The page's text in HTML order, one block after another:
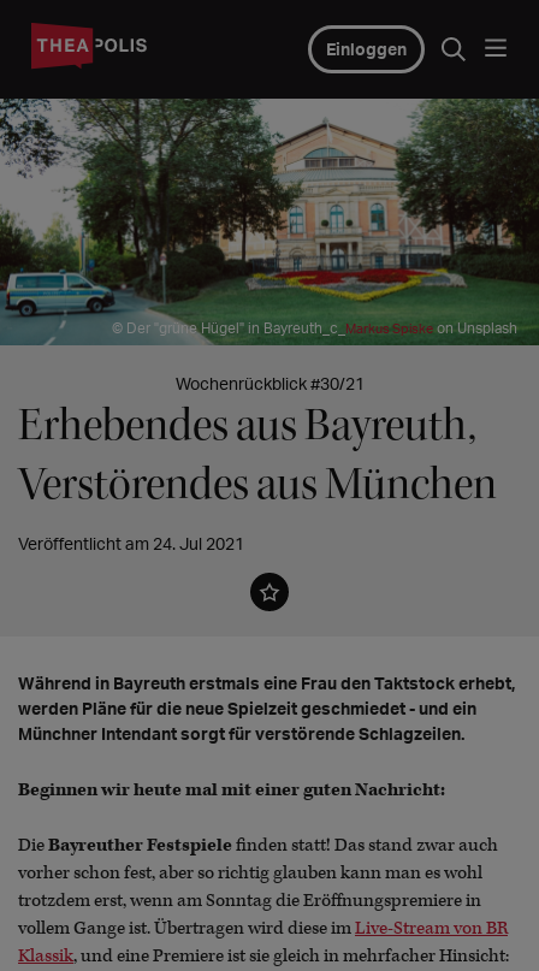
Einloggen
© Der "grüne Hügel" in Bayreuth_c_ Markus Spiskeon Unsplash
Wochenrückblick #30/21
Erhebendes aus Bayreuth,
Verstörendes aus München
Veröffentlicht am 24. Jul 2021
Während in Bayreuth erstmals eine Frau den Taktstock erhebt,
werden Pläne für die neue Spielzeit geschmiedet - und ein
Münchner Intendant sorgt für verstörende Schlagzeilen.
Beginnen wir heute mal mit einer guten Nachricht:
DieBayreuther Festspielefinden statt! Das stand zwar auch
vorher schon fest, aber so richtig glauben kann man es wohl
trotzdem erst, wenn am Sonntag die Eröffnungspremiere in
vollem Gange ist. Übertragen wird diese imLive-Stream von BR
Klassik, und eine Premiere ist sie gleich in mehrfacher Hinsicht: